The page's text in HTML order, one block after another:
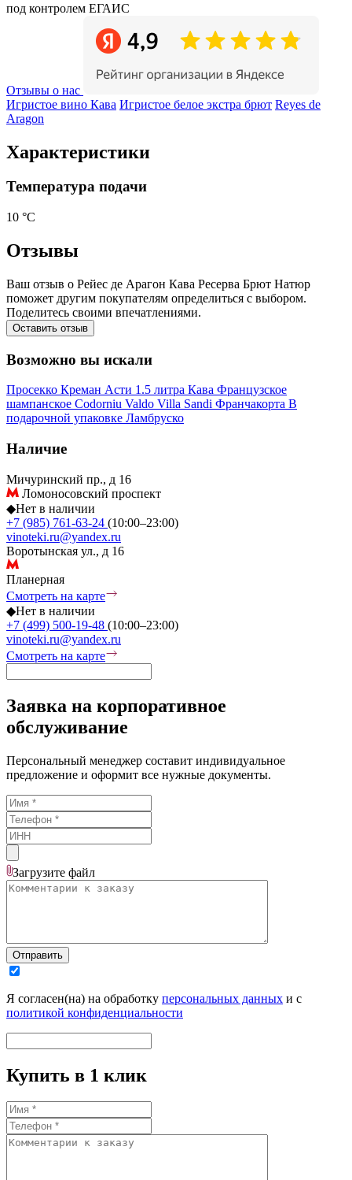
под контролем ЕГАИС
Отзывы о нас
Игристое вино Кава Игристое белое экстра брют Reyes de
Aragon
Характеристики
Температура подачи
10 °С
Отзывы
Ваш отзыв о Рейес де Арагон Кава Ресерва Брют Натюр
поможет другим покупателям определиться с выбором.
Поделитесь своими впечатлениями.
Оставить отзыв
Возможно вы искали
Просекко Креман Асти 1.5 литра Кава Французское
шампанское Codorniu Valdo Villa Sandi Франчакорта В
подарочной упаковке Ламбруско
Наличие
Мичуринский пр., д 16
Ломоносовский проспект
◆Нет в наличии
+7 (985) 761-63-24 (10:00–23:00)
vinoteki.ru@yandex.ru
Воротынская ул., д 16
Планерная
Смотреть на карте
◆Нет в наличии
+7 (499) 500-19-48 (10:00–23:00)
vinoteki.ru@yandex.ru
Смотреть на карте
Заявка на корпоративное
обслуживание
Персональный менеджер составит индивидуальное
предложение и оформит все нужные документы.
Загрузите файл
Отправить
Я согласен(на) на обработку персональных данных и с
политикой конфиденциальности
Купить в 1 клик